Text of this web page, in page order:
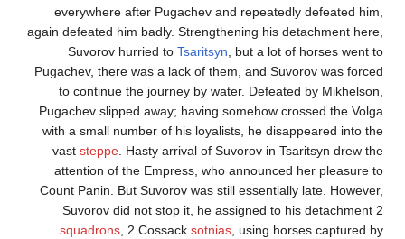
everywhere after Pugachev and repeatedly defeated him,
again defeated him badly. Strengthening his detachment here,
Suvorov hurried to Tsaritsyn , but a lot of horses went to
Pugachev, there was a lack of them, and Suvorov was forced
to continue the journey by water. Defeated by Mikhelson,
Pugachev slipped away; having somehow crossed the Volga
with a small number of his loyalists, he disappeared into the
vast steppe . Hasty arrival of Suvorov in Tsaritsyn drew the
attention of the Empress, who announced her pleasure to
Count Panin. But Suvorov was still essentially late. However,
Suvorov did not stop it, he assigned to his detachment 2
squadrons , 2 Cossack sotnias , using horses captured by